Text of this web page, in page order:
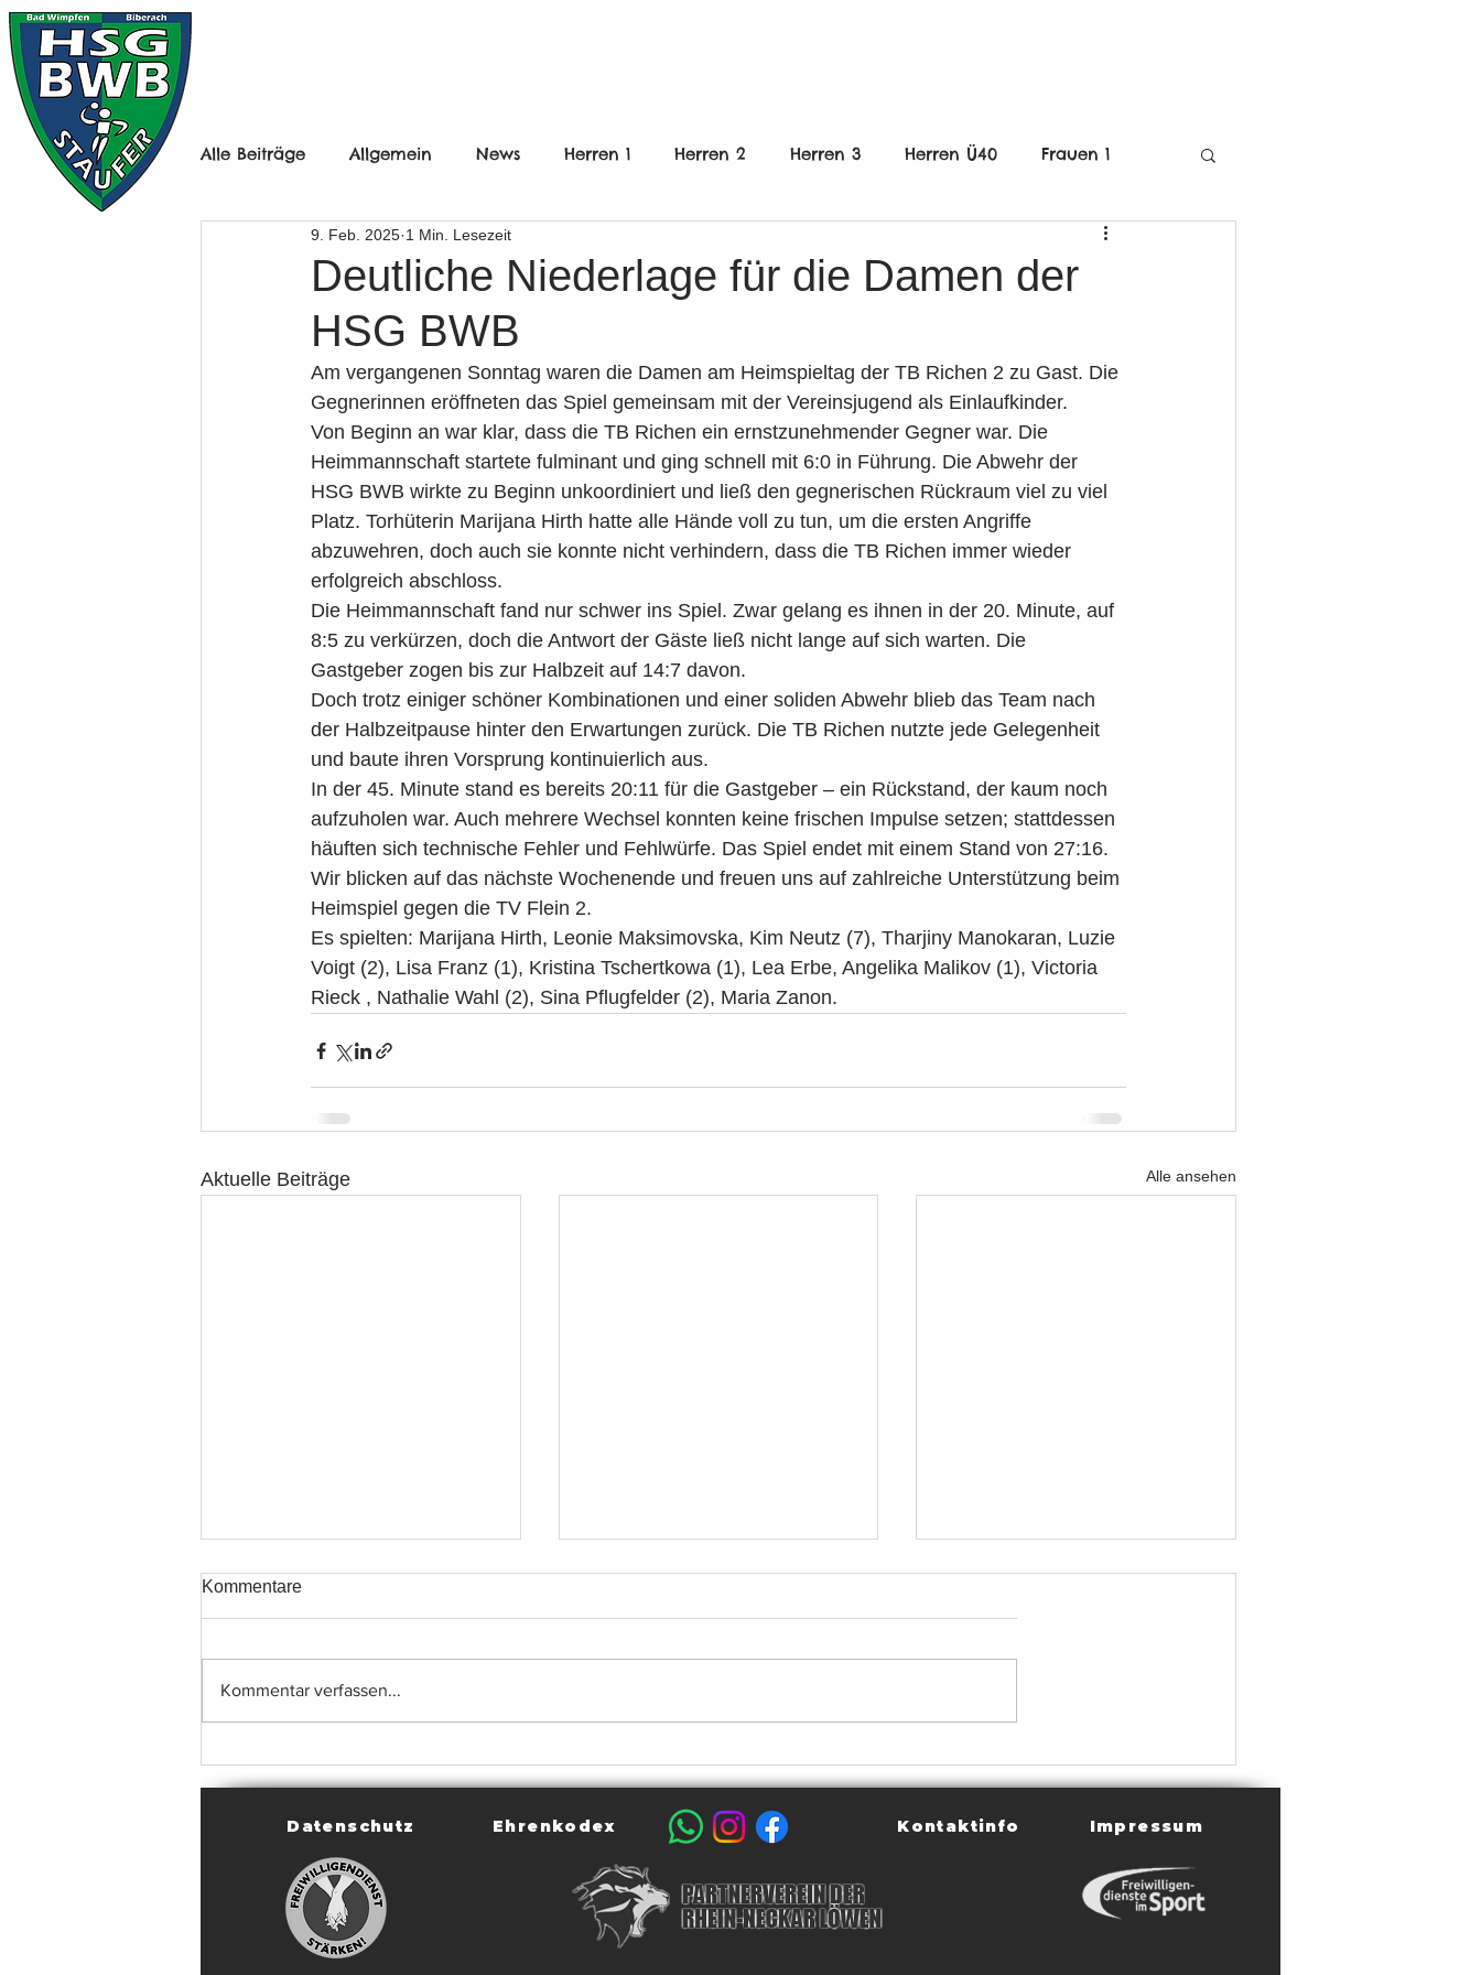
Alle Beiträge Allgemein News Herren 1 Herren 2 Herren 3 Herren Ü40 Frauen 1
Frauen Ü30 B-Jugend männlich C-Jugend Weiblich
D-Jugend Männlich D-Jugend weiblich
Frauen
Deutliche Niederlage für die Damen der
HSG BWB
9. Feb. 2025 1 Min. Lesezeit
Am vergangenen Sonntag waren die Damen am Heimspieltag der TB Richen 2 zu Gast. Die
Gegnerinnen eröffneten das Spiel gemeinsam mit der Vereinsjugend als Einlaufkinder.
Von Beginn an war klar, dass die TB Richen ein ernstzunehmender Gegner war. Die
Heimmannschaft startete fulminant und ging schnell mit 6:0 in Führung. Die Abwehr der
HSG BWB wirkte zu Beginn unkoordiniert und ließ den gegnerischen Rückraum viel zu viel
Platz. Torhüterin Marijana Hirth hatte alle Hände voll zu tun, um die ersten Angriffe
abzuwehren, doch auch sie konnte nicht verhindern, dass die TB Richen immer wieder
erfolgreich abschloss.
Die Heimmannschaft fand nur schwer ins Spiel. Zwar gelang es ihnen in der 20. Minute, auf
8:5 zu verkürzen, doch die Antwort der Gäste ließ nicht lange auf sich warten. Die
Gastgeber zogen bis zur Halbzeit auf 14:7 davon.
Doch trotz einiger schöner Kombinationen und einer soliden Abwehr blieb das Team nach
der Halbzeitpause hinter den Erwartungen zurück. Die TB Richen nutzte jede Gelegenheit
und baute ihren Vorsprung kontinuierlich aus.
In der 45. Minute stand es bereits 20:11 für die Gastgeber – ein Rückstand, der kaum noch
aufzuholen war. Auch mehrere Wechsel konnten keine frischen Impulse setzen; stattdessen
häuften sich technische Fehler und Fehlwürfe. Das Spiel endet mit einem Stand von 27:16.
Wir blicken auf das nächste Wochenende und freuen uns auf zahlreiche Unterstützung beim
Heimspiel gegen die TV Flein 2.
Es spielten: Marijana Hirth, Leonie Maksimovska, Kim Neutz (7), Tharjiny Manokaran, Luzie
Voigt (2), Lisa Franz (1), Kristina Tschertkowa (1), Lea Erbe, Angelika Malikov (1), Victoria
Rieck , Nathalie Wahl (2), Sina Pflugfelder (2), Maria Zanon.
Aktuelle Beiträge Alle ansehen
der Stauferhalle gesammelt
Wimpfen/Biberach triumphiert
Offensivfeuerwerk gegen den
TSV Willsbach
Bad Wimpfen/Biberach vor
Kommentare
Kommentar verfassen...
Datenschutz Ehrenkodex Kontaktinfo Impressum